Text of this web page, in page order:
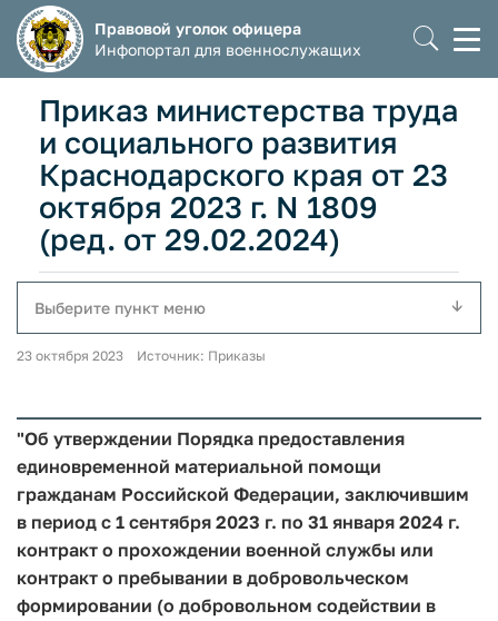
Правовой уголок офицера
Инфопортал для военнослужащих
Приказ министерства труда
и социального развития
Краснодарского края от 23
октября 2023 г. N 1809
(ред. от 29.02.2024)
Выберите пункт меню
23 октября 2023 Источник: Приказы
"Об утверждении Порядка предоставления
единовременной материальной помощи
гражданам Российской Федерации, заключившим
в период с 1 сентября 2023 г. по 31 января 2024 г.
контракт о прохождении военной службы или
контракт о пребывании в добровольческом
формировании (о добровольном содействии в